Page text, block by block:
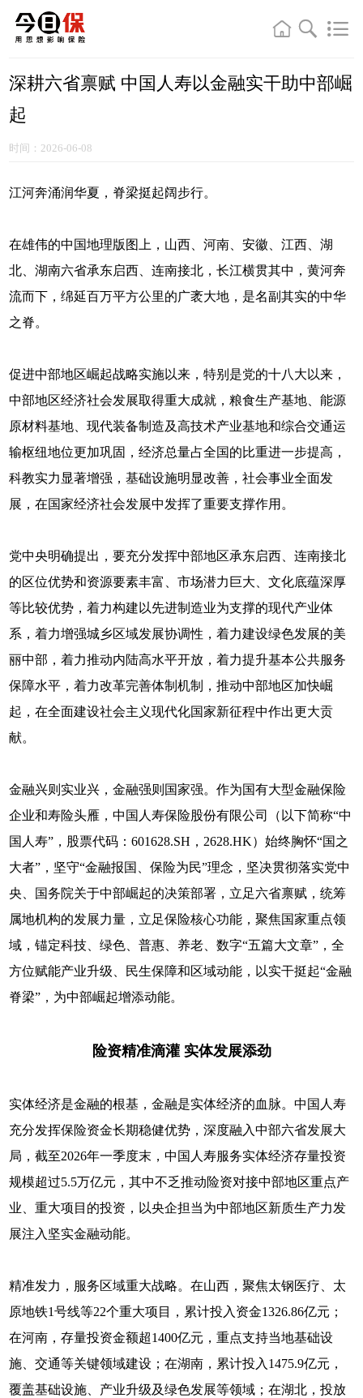
深耕六省禀赋 中国人寿以金融实干助中部崛
起
时间：2026-06-08
江河奔涌润华夏，脊梁挺起阔步行。
在雄伟的中国地理版图上，山西、河南、安徽、江西、湖
北、湖南六省承东启西、连南接北，长江横贯其中，黄河奔
流而下，绵延百万平方公里的广袤大地，是名副其实的中华
之脊。
促进中部地区崛起战略实施以来，特别是党的十八大以来，
中部地区经济社会发展取得重大成就，粮食生产基地、能源
原材料基地、现代装备制造及高技术产业基地和综合交通运
输枢纽地位更加巩固，经济总量占全国的比重进一步提高，
科教实力显著增强，基础设施明显改善，社会事业全面发
展，在国家经济社会发展中发挥了重要支撑作用。
党中央明确提出，要充分发挥中部地区承东启西、连南接北
的区位优势和资源要素丰富、市场潜力巨大、文化底蕴深厚
等比较优势，着力构建以先进制造业为支撑的现代产业体
系，着力增强城乡区域发展协调性，着力建设绿色发展的美
丽中部，着力推动内陆高水平开放，着力提升基本公共服务
保障水平，着力改革完善体制机制，推动中部地区加快崛
起，在全面建设社会主义现代化国家新征程中作出更大贡
献。
金融兴则实业兴，金融强则国家强。作为国有大型金融保险
企业和寿险头雁，中国人寿保险股份有限公司（以下简称“中
国人寿”，股票代码：601628.SH，2628.HK）始终胸怀“国之
大者”，坚守“金融报国、保险为民”理念，坚决贯彻落实党中
央、国务院关于中部崛起的决策部署，立足六省禀赋，统筹
属地机构的发展力量，立足保险核心功能，聚焦国家重点领
域，锚定科技、绿色、普惠、养老、数字“五篇大文章”，全
方位赋能产业升级、民生保障和区域动能，以实干挺起“金融
脊梁”，为中部崛起增添动能。
险资精准滴灌 实体发展添劲
实体经济是金融的根基，金融是实体经济的血脉。中国人寿
充分发挥保险资金长期稳健优势，深度融入中部六省发展大
局，截至2026年一季度末，中国人寿服务实体经济存量投资
规模超过5.5万亿元，其中不乏推动险资对接中部地区重点产
业、重大项目的投资，以央企担当为中部地区新质生产力发
展注入坚实金融动能。
精准发力，服务区域重大战略。在山西，聚焦太钢医疗、太
原地铁1号线等22个重大项目，累计投入资金1326.86亿元；
在河南，存量投资金额超1400亿元，重点支持当地基础设
施、交通等关键领域建设；在湖南，累计投入1475.9亿元，
覆盖基础设施、产业升级及绿色发展等领域；在湖北，投放